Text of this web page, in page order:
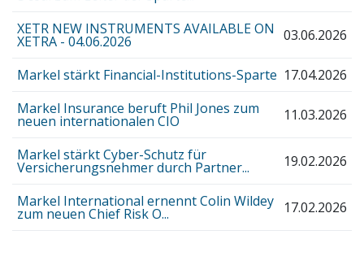
XETR NEW INSTRUMENTS AVAILABLE ON
XETRA - 04.06.2026 03.06.2026
Markel stärkt Financial-Institutions-Sparte 17.04.2026
Markel Insurance beruft Phil Jones zum
neuen internationalen CIO 11.03.2026
Markel stärkt Cyber-Schutz für
Versicherungsnehmer durch Partner... 19.02.2026
Markel International ernennt Colin Wildey
zum neuen Chief Risk O... 17.02.2026